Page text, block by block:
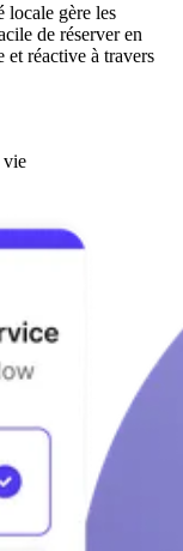
locale gère les
de réserver en
et réactive à travers
vie